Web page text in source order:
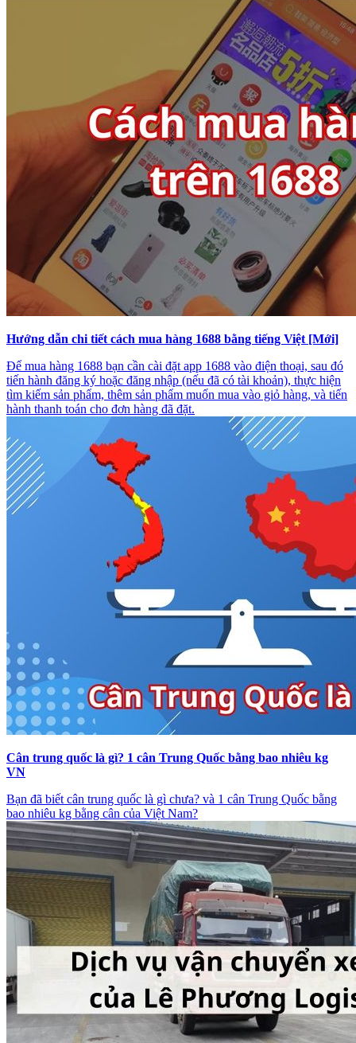
Hướng dẫn chi tiết cách mua hàng 1688 bằng tiếng Việt [Mới]
Để mua hàng 1688 bạn cần cài đặt app 1688 vào điện thoại, sau đó
tiến hành đăng ký hoặc đăng nhập (nếu đã có tài khoản), thực hiện
tìm kiếm sản phẩm, thêm sản phẩm muốn mua vào giỏ hàng, và tiến
hành thanh toán cho đơn hàng đã đặt.
Cân trung quốc là gì? 1 cân Trung Quốc bằng bao nhiêu kg
VN
Bạn đã biết cân trung quốc là gì chưa? và 1 cân Trung Quốc bằng
bao nhiêu kg bằng cân của Việt Nam?